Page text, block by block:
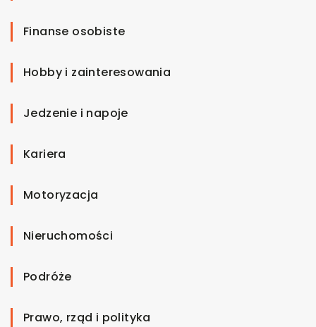
Finanse osobiste
Hobby i zainteresowania
Jedzenie i napoje
Kariera
Motoryzacja
Nieruchomości
Podróże
Prawo, rząd i polityka